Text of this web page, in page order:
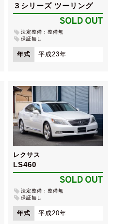
３シリーズ ツーリング
SOLD OUT
法定整備：整備無
保証無し
年式 平成23年
レクサス
LS460
SOLD OUT
法定整備：整備無
保証無し
年式 平成20年